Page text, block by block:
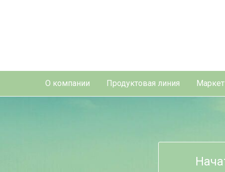
О компании Продуктовая линия